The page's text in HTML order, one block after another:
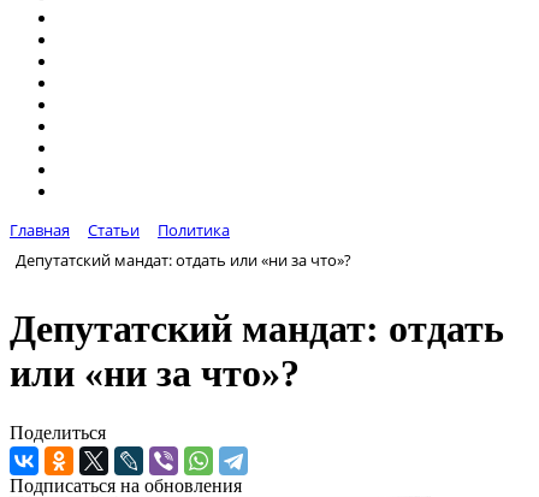
Главная Статьи
Политика
Депутатский мандат: отдать или «ни за что»?
Депутатский мандат: отдать
или «ни за что»?
Поделиться
Подписаться на обновления